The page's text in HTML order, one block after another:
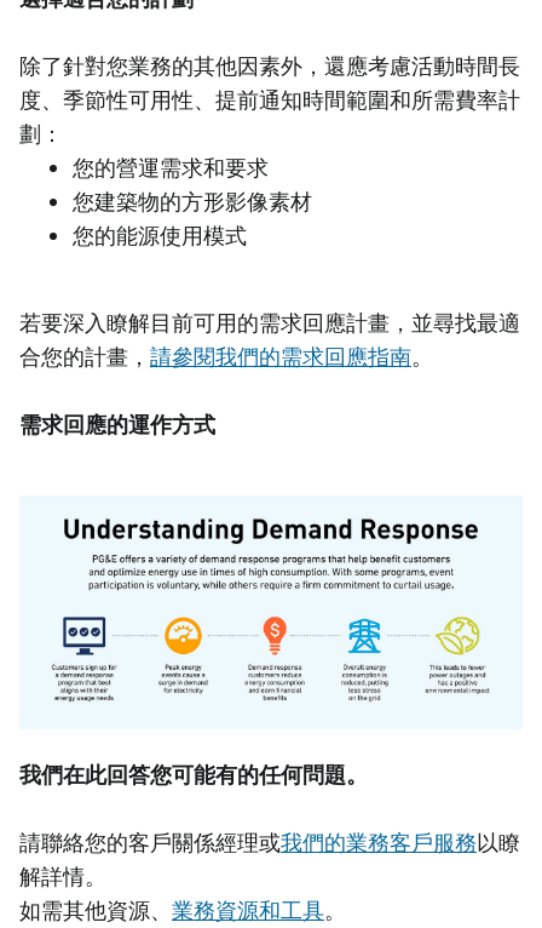
除了針對您業務的其他因素外，還應考慮活動時間長
度、季節性可用性、提前通知時間範圍和所需費率計
劃：
您的營運需求和要求
您建築物的方形影像素材
您的能源使用模式
若要深入瞭解目前可用的需求回應計畫，並尋找最適
合您的計畫， 請參閱我們的需求回應指南。
需求回應的運作方式
我們在此回答您可能有的任何問題。
請聯絡您的客戶關係經理或我們的業務客戶服務以瞭
解詳情。
如需其他資源、 業務資源和工具。